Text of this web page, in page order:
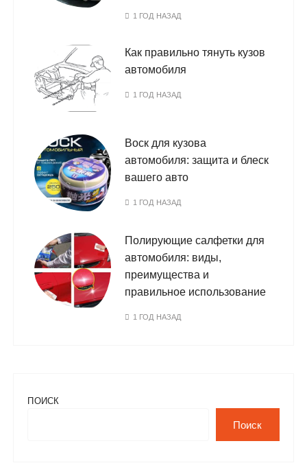
1 ГОД НАЗАД
Как правильно тянуть кузов
автомобиля
1 ГОД НАЗАД
Воск для кузова
автомобиля: защита и блеск
вашего авто
1 ГОД НАЗАД
Полирующие салфетки для
автомобиля: виды,
преимущества и
правильное использование
1 ГОД НАЗАД
ПОИСК
Поиск